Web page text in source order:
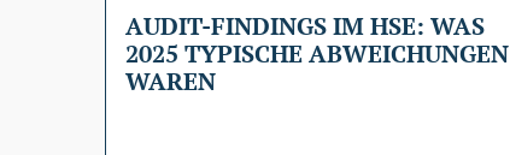
AUDIT-FINDINGS IM HSE: WAS
2025 TYPISCHE ABWEICHUNGEN
WAREN